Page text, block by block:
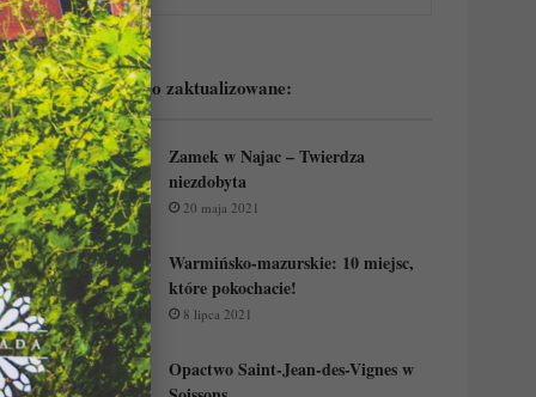
Podejrzyj ostatnio zaktualizowane:
Zamek w Najac – Twierdza
niezdobyta
20 maja 2021
Warmińsko-mazurskie: 10 miejsc,
które pokochacie!
8 lipca 2021
Opactwo Saint-Jean-des-Vignes w